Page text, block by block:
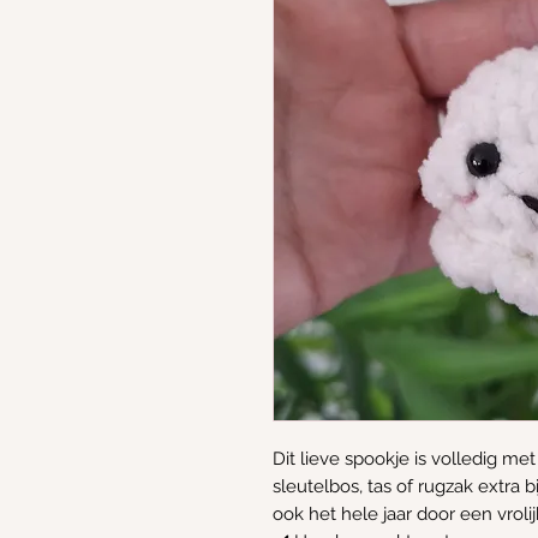
Dit lieve spookje is volledig
sleutelbos, tas of rugzak extra
ook het hele jaar door een